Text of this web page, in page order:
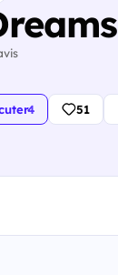
·4 51